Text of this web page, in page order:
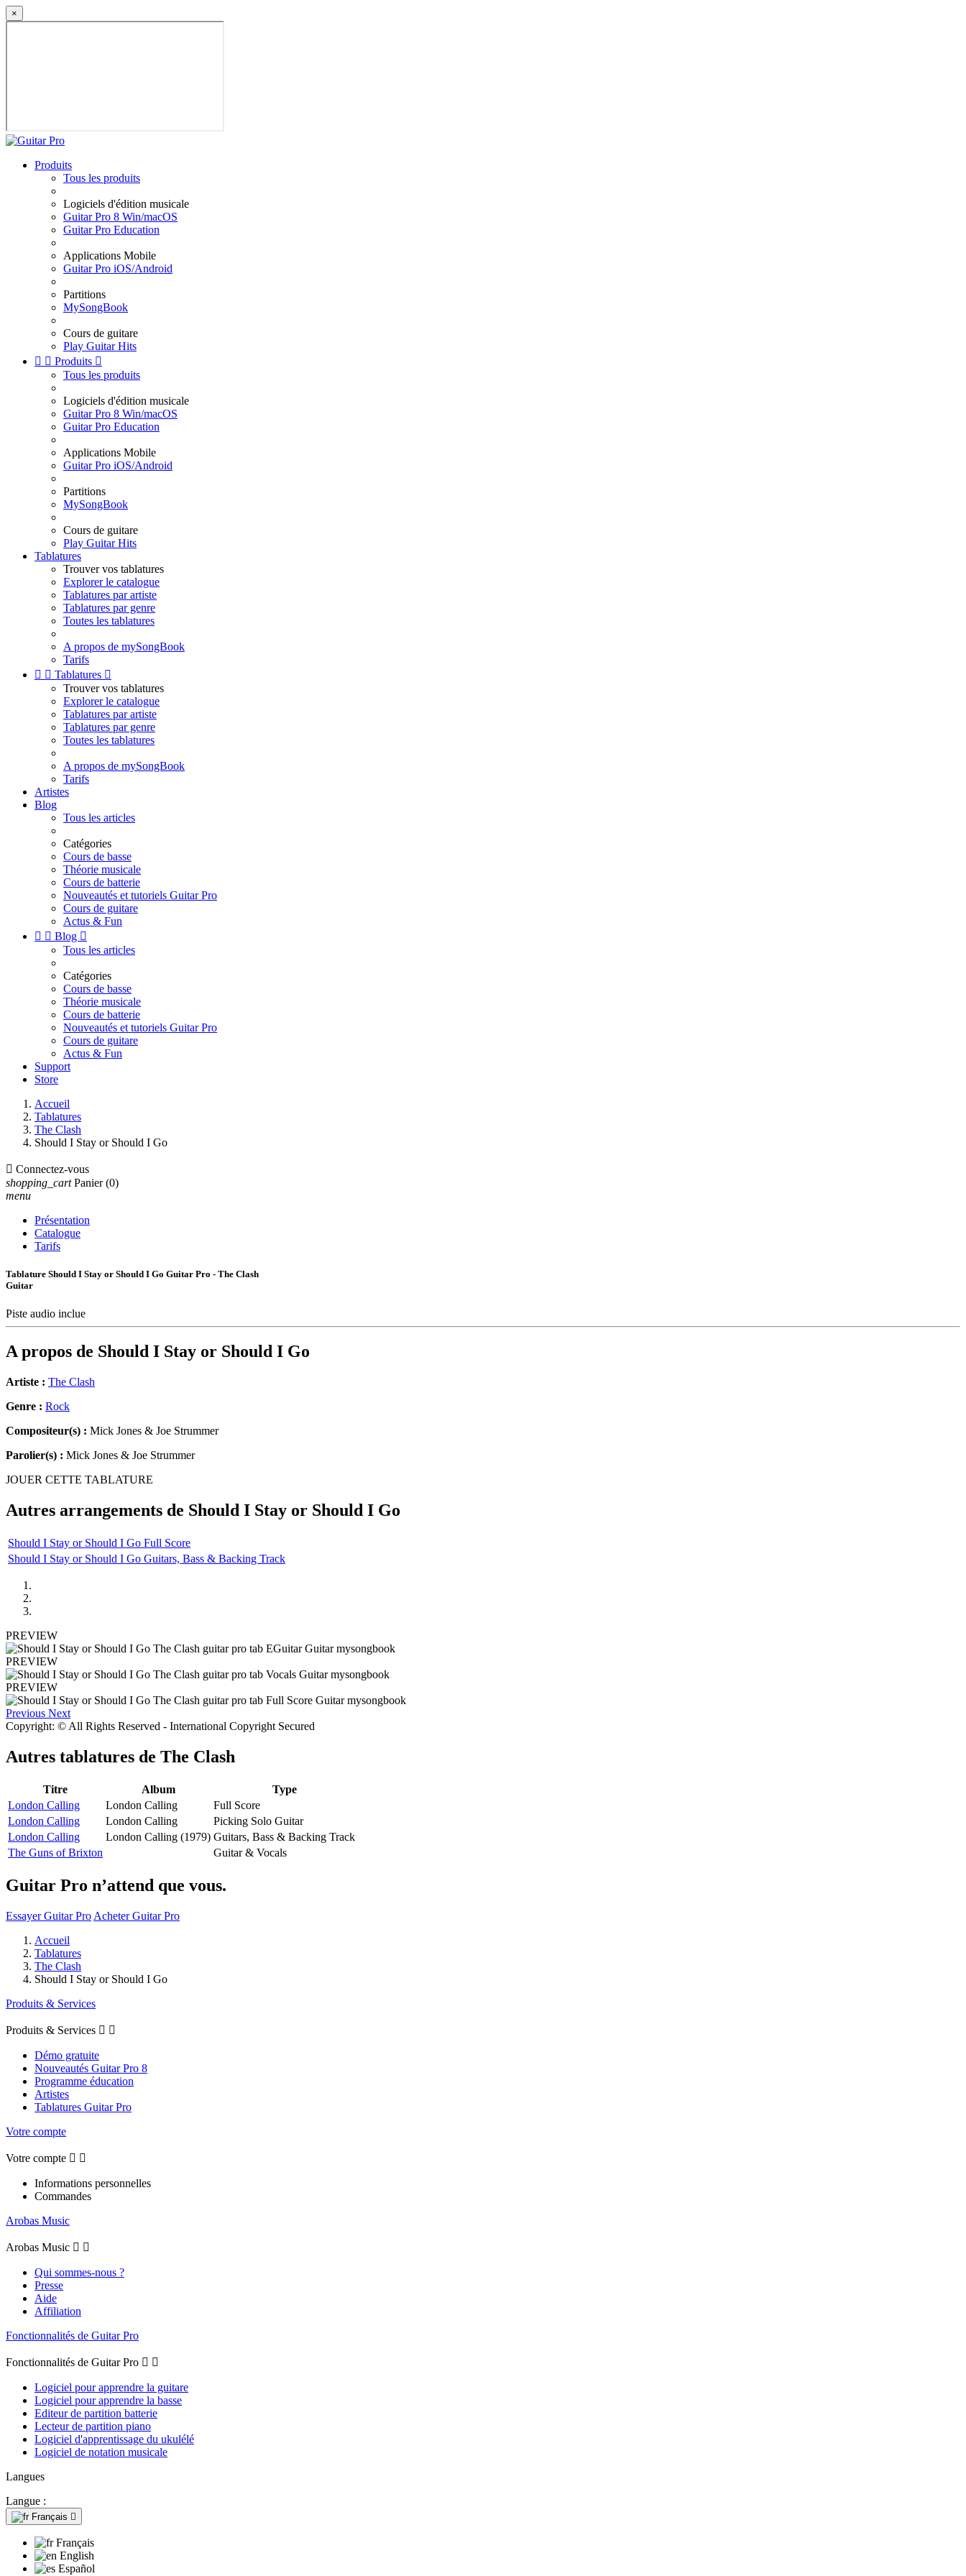
×
Produits
Tous les produits
Logiciels d'édition musicale
Guitar Pro 8 Win/macOS
Guitar Pro Education
Applications Mobile
Guitar Pro iOS/Android
Partitions
MySongBook
Cours de guitare
Play Guitar Hits
  Produits 
Tous les produits
Logiciels d'édition musicale
Guitar Pro 8 Win/macOS
Guitar Pro Education
Applications Mobile
Guitar Pro iOS/Android
Partitions
MySongBook
Cours de guitare
Play Guitar Hits
Tablatures
Trouver vos tablatures
Explorer le catalogue
Tablatures par artiste
Tablatures par genre
Toutes les tablatures
A propos de mySongBook
Tarifs
  Tablatures 
Trouver vos tablatures
Explorer le catalogue
Tablatures par artiste
Tablatures par genre
Toutes les tablatures
A propos de mySongBook
Tarifs
Artistes
Blog
Tous les articles
Catégories
Cours de basse
Théorie musicale
Cours de batterie
Nouveautés et tutoriels Guitar Pro
Cours de guitare
Actus & Fun
  Blog 
Tous les articles
Catégories
Cours de basse
Théorie musicale
Cours de batterie
Nouveautés et tutoriels Guitar Pro
Cours de guitare
Actus & Fun
Support
Store
Accueil
Tablatures
The Clash
Should I Stay or Should I Go
 Connectez-vous
shopping_cart Panier (0)
menu
Présentation
Catalogue
Tarifs
Tablature Should I Stay or Should I Go Guitar Pro - The Clash
Guitar
Piste audio inclue
A propos de Should I Stay or Should I Go
Artiste : The Clash
Genre : Rock
Compositeur(s) : Mick Jones & Joe Strummer
Parolier(s) : Mick Jones & Joe Strummer
JOUER CETTE TABLATURE
Autres arrangements de Should I Stay or Should I Go
Should I Stay or Should I Go Full Score
Should I Stay or Should I Go Guitars, Bass & Backing Track
PREVIEW
PREVIEW
PREVIEW
Previous Next
Copyright: © All Rights Reserved - International Copyright Secured
Autres tablatures de The Clash
Titre Album
Type
London Calling
London Calling
Full Score
London Calling
London Calling
Picking Solo Guitar
London Calling
London Calling (1979) Guitars, Bass & Backing Track
The Guns of Brixton
Guitar & Vocals
Guitar Pro n’attend que vous.
Essayer Guitar Pro Acheter Guitar Pro
Accueil
Tablatures
The Clash
Should I Stay or Should I Go
Produits & Services
Produits & Services  
Démo gratuite
Nouveautés Guitar Pro 8
Programme éducation
Artistes
Tablatures Guitar Pro
Votre compte
Votre compte  
Informations personnelles
Commandes
Arobas Music
Arobas Music  
Qui sommes-nous ?
Presse
Aide
Affiliation
Fonctionnalités de Guitar Pro
Fonctionnalités de Guitar Pro  
Logiciel pour apprendre la guitare
Logiciel pour apprendre la basse
Editeur de partition batterie
Lecteur de partition piano
Logiciel d'apprentissage du ukulélé
Logiciel de notation musicale
Langues
Langue :
Français 
Français
English
Español